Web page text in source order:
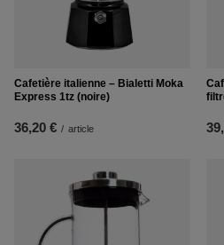
Cafetière italienne – Bialetti Moka
Express 1tz (noire)
36,20 € / article